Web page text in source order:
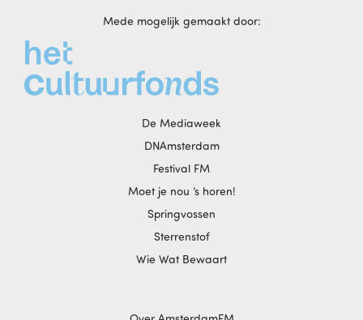
Mede mogelijk gemaakt door:
De Mediaweek
DNAmsterdam
Festival FM
Moet je nou ‘s horen!
Springvossen
Sterrenstof
Wie Wat Bewaart